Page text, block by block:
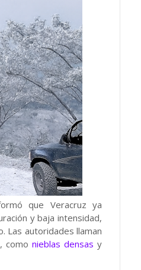
que Veracruz ya
y baja intensidad,
Las autoridades llaman
como nieblas densas y